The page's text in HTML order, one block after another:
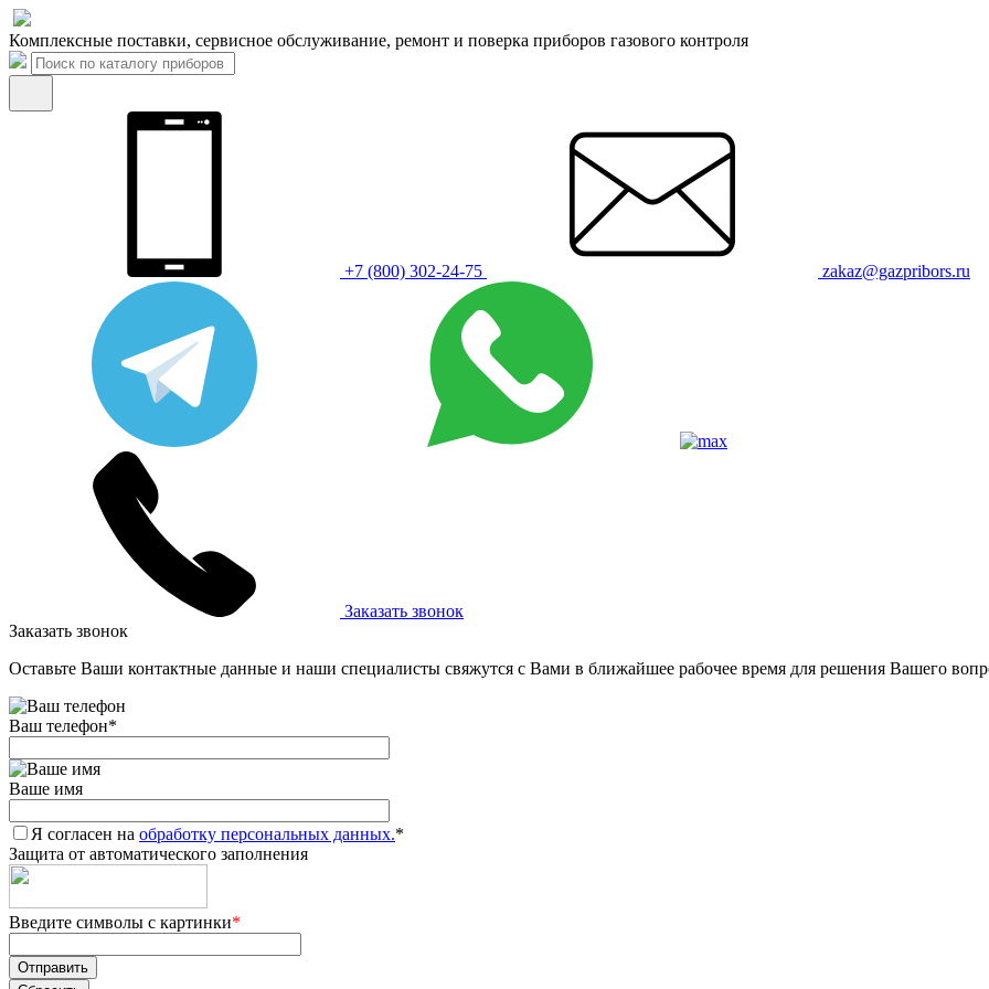
Комплексные поставки, сервисное обслуживание, ремонт и поверка приборов газового контроля
+7 (800) 302-24-75 zakaz@gazpribors.ru
Заказать звонок
Заказать звонок
Оставьте Ваши контактные данные и наши специалисты свяжутся с Вами в ближайшее рабочее время для решения Вашего
Ваш телефон*
Ваше имя
Я согласен на обработку персональных данных.*
Защита от автоматического заполнения
Введите символы с картинки*